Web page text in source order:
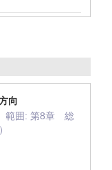
向
範囲: 第8章 総